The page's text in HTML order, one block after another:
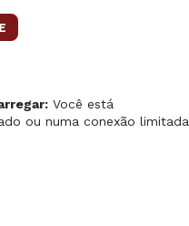
Você está
ou numa conexão limitada